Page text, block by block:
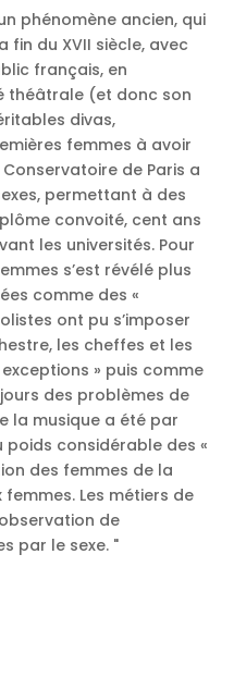
phénomène ancien, qui
du XVII siècle, avec
français, en
théâtrale (et donc son
divas,
femmes à avoir
de Paris a
permettant à des
convoité, cent ans
les universités. Pour
s’est révélé plus
comme des «
ont pu s’imposer
les cheffes et les
» puis comme
des problèmes de
la musique a été par
considérable des «
des femmes de la
Les métiers de
de
par le sexe. "